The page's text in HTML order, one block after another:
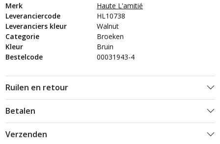
Merk
Haute L'amitié
Leveranciercode
HL10738
Leveranciers kleur
Walnut
Categorie
Broeken
Kleur
Bruin
Bestelcode
00031943-4
Ruilen en retour
Betalen
Verzenden